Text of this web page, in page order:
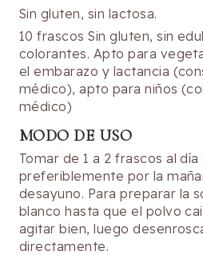
Sin gluten, sin lactosa.
10 frascos Sin gluten, sin
colorantes. Apto para
el embarazo y lactancia
médico), apto para niños
médico)
MODO DE USO
Tomar de 1 a 2 frascos al
preferiblemente por la
desayuno. Para preparar la
blanco hasta que el polvo
agitar bien, luego
directamente.